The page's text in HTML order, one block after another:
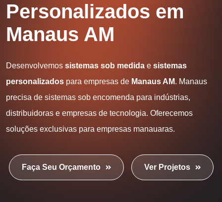
Personalizados em
Manaus AM
Desenvolvemos sistemas sob medida e sistemas
personalizados para empresas de Manaus AM. Manaus
precisa de sistemas sob encomenda para indústrias,
distribuidoras e empresas de tecnologia. Oferecemos
soluções exclusivas para empresas manauaras.
Faça Seu Orçamento Ver Projetos